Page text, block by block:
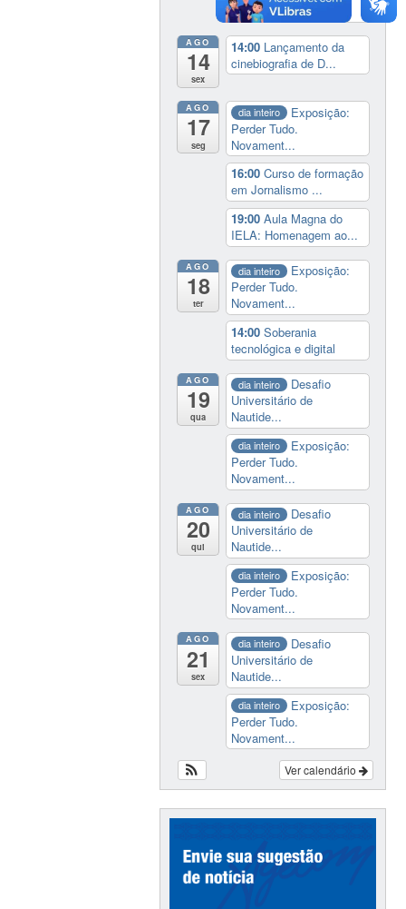
do Conselho Esta...
AGO
14
sex
14:00 Lançamento da
cinebiografia de D...
AGO
17
seg
dia inteiro
Exposição:
Perder Tudo.
Novament...
16:00Curso de formação
em Jornalismo ...
19:00Aula Magna do
IELA: Homenagem ao...
AGO
18
ter
dia inteiro
Exposição:
Perder Tudo.
Novament...
14:00Soberania
tecnológica e digital
AGO
19
qua
dia inteiro
Desafio
Universitário de
Nautide...
dia inteiro
Exposição:
Perder Tudo.
Novament...
AGO
20
qui
dia inteiro
Desafio
Universitário de
Nautide...
dia inteiro
Exposição:
Perder Tudo.
Novament...
AGO
21
sex
dia inteiro
Desafio
Universitário de
Nautide...
dia inteiro
Exposição:
Perder Tudo.
Novament...
Ver calendário